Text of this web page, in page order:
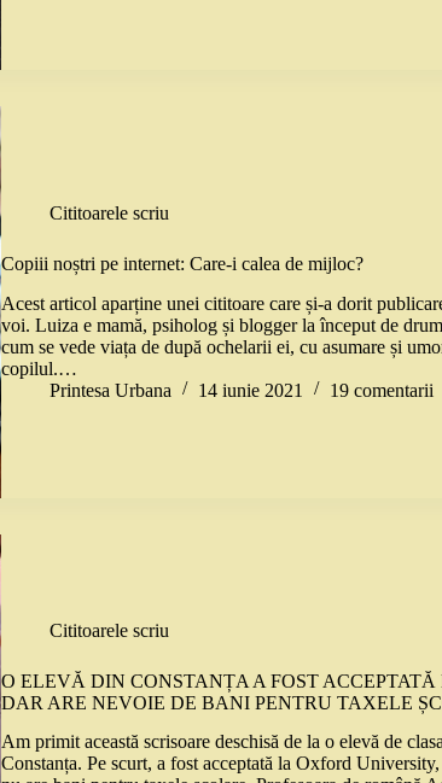
Cititoarele scriu
Copiii noștri pe internet: Care-i calea de mijloc?
Acest articol aparține unei cititoare care și-a dorit
voi. Luiza e mamă, psiholog și blogger la început de
cum se vede viața de după ochelarii ei, cu asumare și
copilul.…
Printesa Urbana
14 iunie 2021 19 comentarii
Cititoarele scriu
O ELEVĂ DIN CONSTANȚA A FOST
DAR ARE NEVOIE DE BANI PENTRU TAXELE
Am primit această scrisoare deschisă de la o elevă de
Constanța. Pe scurt, a fost acceptată la Oxford